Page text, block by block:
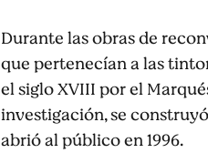
Durante las obras de
que pertenecían a las
el siglo XVIII por el
investigación, se
abrió al público en 1996.